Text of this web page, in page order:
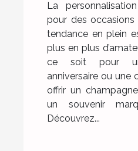
La
pour des
tendance en plein
plus en plus
ce soit pour
anniversaire ou une
offrir un
un souvenir
Découvrez...